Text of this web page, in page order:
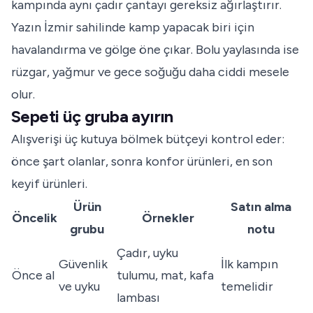
kampında aynı çadır çantayı gereksiz ağırlaştırır.
Yazın İzmir sahilinde kamp yapacak biri için
havalandırma ve gölge öne çıkar. Bolu yaylasında ise
rüzgar, yağmur ve gece soğuğu daha ciddi mesele
olur.
Sepeti üç gruba ayırın
Alışverişi üç kutuya bölmek bütçeyi kontrol eder:
önce şart olanlar, sonra konfor ürünleri, en son
keyif ürünleri.
Öncelik
Ürün
grubu
Örnekler
Satın alma
notu
Önce al
Güvenlik
ve uyku
Çadır, uyku
tulumu, mat, kafa
lambası
İlk kampın
temelidir